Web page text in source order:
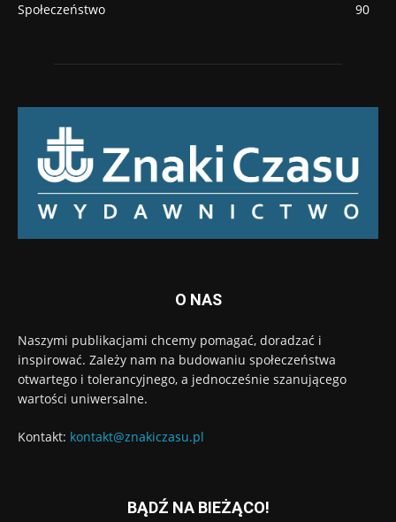
Społeczeństwo
90
O NAS
Naszymi publikacjami chcemy pomagać, doradzać i
inspirować. Zależy nam na budowaniu społeczeństwa
otwartego i tolerancyjnego, a jednocześnie szanującego
wartości uniwersalne.
Kontakt: kontakt@znakiczasu.pl
BĄDŹ NA BIEŻĄCO!